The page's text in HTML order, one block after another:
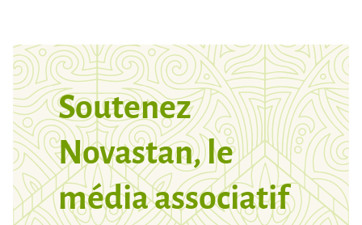
Soutenez
Novastan, le
média associatif